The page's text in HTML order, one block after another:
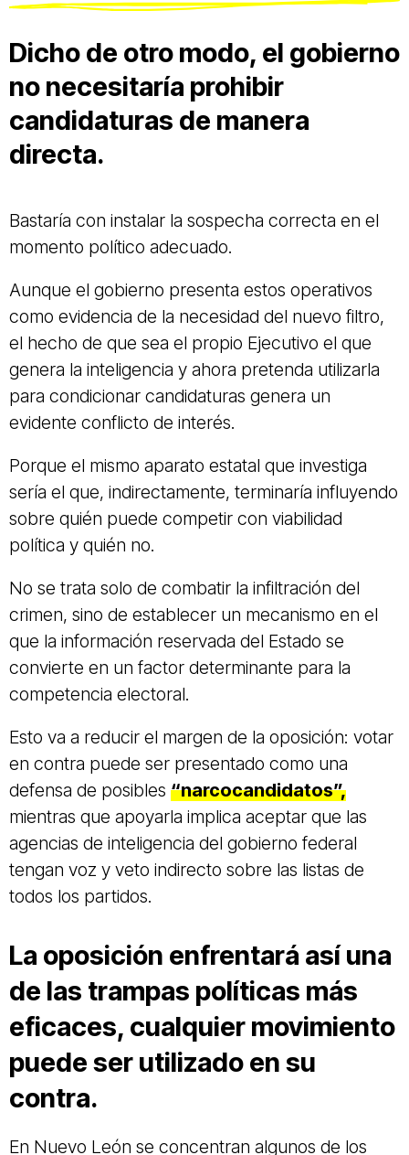
Dicho de otro modo, el gobierno
no necesitaría prohibir
candidaturas de manera
directa.
Bastaría con instalar la sospecha correcta en el
momento político adecuado.
Aunque el gobierno presenta estos operativos
como evidencia de la necesidad del nuevo filtro,
el hecho de que sea el propio Ejecutivo el que
genera la inteligencia y ahora pretenda utilizarla
para condicionar candidaturas genera un
evidente conflicto de interés.
Porque el mismo aparato estatal que investiga
sería el que, indirectamente, terminaría influyendo
sobre quién puede competir con viabilidad
política y quién no.
No se trata solo de combatir la infiltración del
crimen, sino de establecer un mecanismo en el
que la información reservada del Estado se
convierte en un factor determinante para la
competencia electoral.
Esto va a reducir el margen de la oposición: votar
en contra puede ser presentado como una
defensa de posibles “narcocandidatos”,
mientras que apoyarla implica aceptar que las
agencias de inteligencia del gobierno federal
tengan voz y veto indirecto sobre las listas de
todos los partidos.
La oposición enfrentará así una
de las trampas políticas más
eficaces, cualquier movimiento
puede ser utilizado en su
contra.
En Nuevo León se concentran algunos de los